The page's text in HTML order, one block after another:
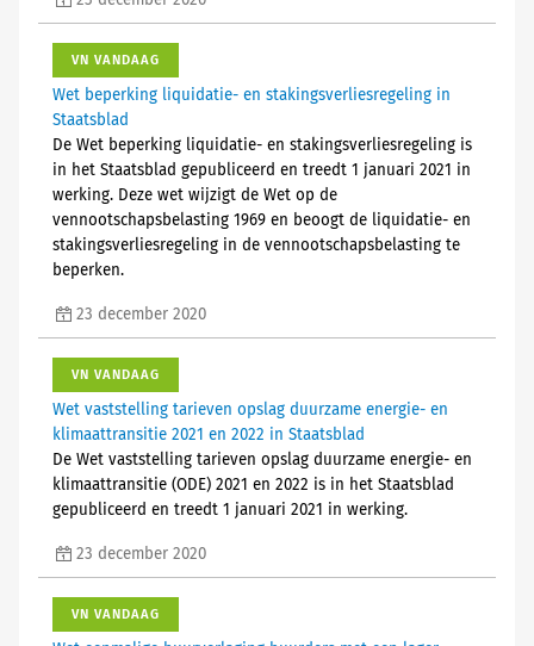
VN VANDAAG
Wet beperking liquidatie- en stakingsverliesregeling in
Staatsblad
De Wet beperking liquidatie- en stakingsverliesregeling is
in het Staatsblad gepubliceerd en treedt 1 januari 2021 in
werking. Deze wet wijzigt de Wet op de
vennootschapsbelasting 1969 en beoogt de liquidatie- en
stakingsverliesregeling in de vennootschapsbelasting te
beperken.
23 december 2020
VN VANDAAG
Wet vaststelling tarieven opslag duurzame energie- en
klimaattransitie 2021 en 2022 in Staatsblad
De Wet vaststelling tarieven opslag duurzame energie- en
klimaattransitie (ODE) 2021 en 2022 is in het Staatsblad
gepubliceerd en treedt 1 januari 2021 in werking.
23 december 2020
VN VANDAAG